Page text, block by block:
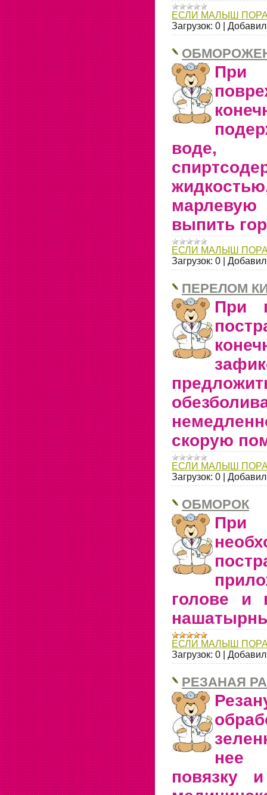
ЕСЛИ МАЛЫШ
Загрузок: 0
При
воде,
выпить
ЕСЛИ МАЛЫШ
Загрузок: 0
ПЕРЕЛОМ
При
скорую
ЕСЛИ МАЛЫШ
Загрузок: 0
ОБМОРОК
голове и
ЕСЛИ МАЛЫШ
Загрузок: 0
РЕЗАНАЯ
нее
повязку